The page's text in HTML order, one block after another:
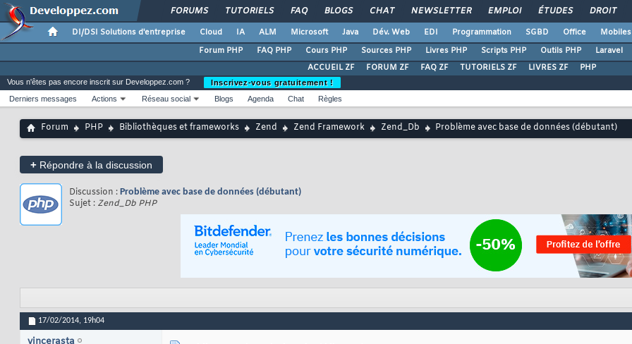
FORUMS TUTORIELS FAQ BLOGS CHAT NEWSLETTER EMPLOI ÉTUDES DROIT
DI/DSI Solutions d'entreprise Cloud IA ALM Microsoft Java Dév. Web EDI Programmation SGBD Office Mobiles
Forum PHP
FAQ PHP Cours PHP Sources PHP Livres PHP Scripts PHP Outils PHP Laravel
ACCUEIL ZF
FORUM ZF FAQ ZF TUTORIELS ZF LIVRES ZF PHP
Vous n'êtes pas encore inscrit sur Developpez.com ?
Inscrivez-vous gratuitement !
Derniers messages
Actions Réseau social Blogs Agenda Chat Règles
Forum PHP Bibliothèques et frameworks Zend Zend Framework Zend_Db Problème avec base de données (débutant)
+ Répondre à la discussion
Discussion : Problème avec base de données (débutant)
Sujet : Zend_Db PHP
17/02/2014, 19h04